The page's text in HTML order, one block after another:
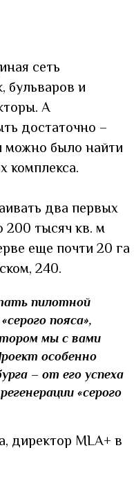
сеть
бульваров и
А
достаточно –
можно было найти
комплекса.
два первых
200 тысяч кв. м
еще почти 20 га
240.
пилотной
пояса»,
мы с вами
особенно
– от его успеха
«серого
директор MLA+ в